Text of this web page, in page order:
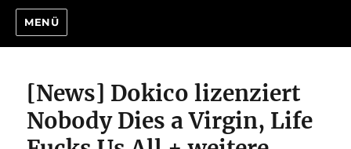
MENÜ
[News] Dokico lizenziert
Nobody Dies a Virgin, Life